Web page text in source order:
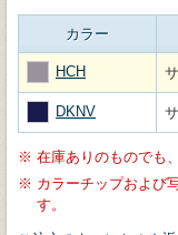
カラー
HCH
DKNV
※ 在庫ありのものでも
※ カラーチップおよび
す。